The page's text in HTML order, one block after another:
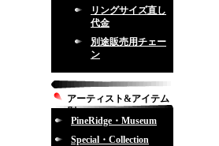
リングサイズ直し
代金
別途販売用チェー
ン
アーティスト&アイテム
別
PineRidge・Museum
Special・Collection